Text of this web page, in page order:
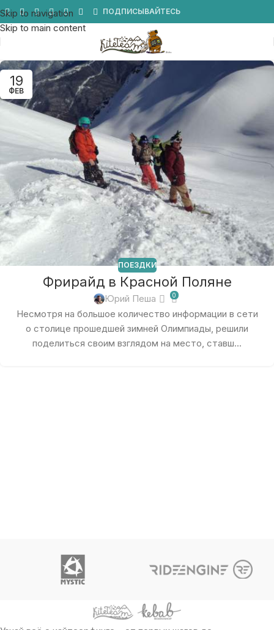
Skip to navigation
Skip to main content
ПОДПИСЫВАЙТЕСЬ
19
ФЕВ
ПОЕЗДКИ
Фрирайд в Красной Поляне
Юрий Пеша 0
Несмотря на большое количество информации в сети
о столице прошедшей зимней Олимпиады, решили
поделиться своим взглядом на место, ставш...